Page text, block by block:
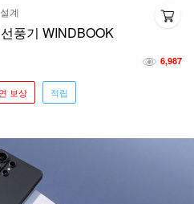
계
풍기 WINDBOOK
6,987
보상 적립